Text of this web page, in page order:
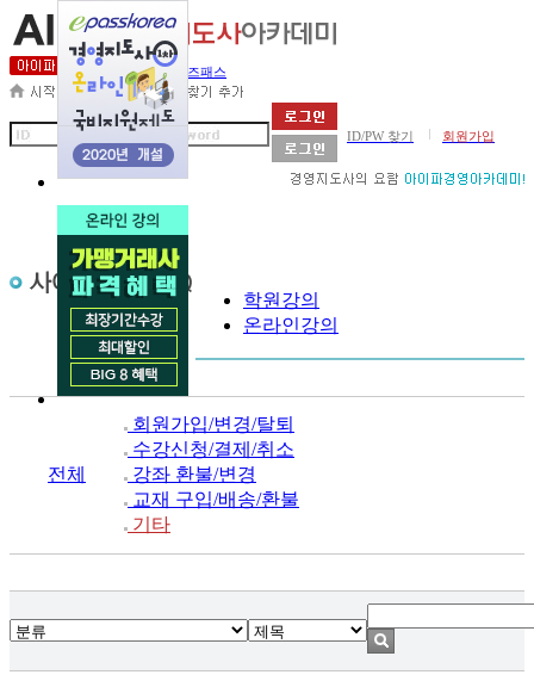
세무사아카데미 | 비즈패스
ID/PW 찾기 회원가입
학원강의
온라인강의
전체
회원가입/변경/탈퇴
수강신청/결제/취소
강좌 환불/변경
교재 구입/배송/환불
기타